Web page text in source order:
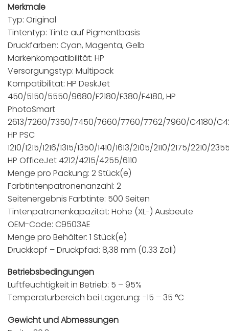
Merkmale
Typ: Original
Tintentyp: Tinte auf Pigmentbasis
Druckfarben: Cyan, Magenta, Gelb
Markenkompatibilität: HP
Versorgungstyp: Multipack
Kompatibilität: HP DeskJet
450/5150/5550/9680/F2180/F380/F4180, HP
PhotoSmart
2613/7260/7350/7450/7660/7760/7762/7960/C4180/
HP PSC
1210/1215/1216/1315/1350/1410/1613/2105/2110/2175/2210/
HP OfficeJet 4212/4215/4255/6110
Menge pro Packung: 2 Stück(e)
Farbtintenpatronenanzahl: 2
Seitenergebnis Farbtinte: 500 Seiten
Tintenpatronenkapazität: Hohe (XL-) Ausbeute
OEM-Code: C9503AE
Menge pro Behälter: 1 Stück(e)
Druckkopf – Druckpfad: 8,38 mm (0.33 Zoll)
Betriebsbedingungen
Luftfeuchtigkeit in Betrieb: 5 – 95%
Temperaturbereich bei Lagerung: -15 – 35 °C
Gewicht und Abmessungen